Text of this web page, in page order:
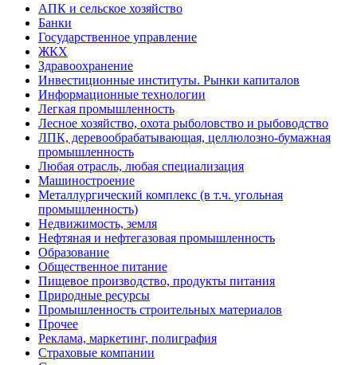
АПК и сельское хозяйство
Банки
Государственное управление
ЖКХ
Здравоохранение
Инвестиционные институты. Рынки капиталов
Информационные технологии
Легкая промышленность
Лесное хозяйство, охота рыболовство и рыбоводство
ЛПК, деревообрабатывающая, целлюлозно-бумажная
промышленность
Любая отрасль, любая специализация
Машиностроение
Металлургический комплекс (в т.ч. угольная
промышленность)
Недвижимость, земля
Нефтяная и нефтегазовая промышленность
Образование
Общественное питание
Пищевое производство, продукты питания
Природные ресурсы
Промышленность строительных материалов
Прочее
Реклама, маркетинг, полиграфия
Страховые компании